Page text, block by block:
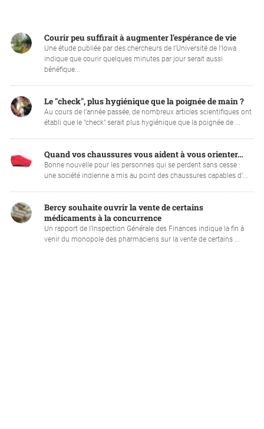
Courir peu suffirait à augmenter l’espérance de vie
Une étude publiée par des chercheurs de l’Université de l’Iowa
indique que courir quelques minutes par jour serait aussi
bénéfique...
Le "check", plus hygiénique que la poignée de main ?
Au cours de l’année passée, de nombreux articles scientifiques ont
établi que le "check" serait plus hygiénique que la poignée de ...
Quand vos chaussures vous aident à vous orienter…
Bonne nouvelle pour les personnes qui se perdent sans cesse :
une société indienne a mis au point des chaussures capables d’...
Bercy souhaite ouvrir la vente de certains
médicaments à la concurrence
Un rapport de l’Inspection Générale des Finances indique la fin à
venir du monopole des pharmaciens sur la vente de certains ...